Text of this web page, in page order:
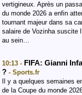
vertigineux. Après un
du monde 2026 a enfin
tournant majeur dans sa
salaire de Vozinha suscite
au sein…
10:13 - FIFA: Gianni
? - Sports.fr
Il y a quelques semaines
de la Coupe du monde